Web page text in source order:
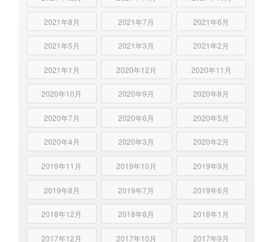
2021年8月 2021年7月 2021年6月
2021年5月 2021年3月 2021年2月
2021年1月 2020年12月 2020年11月
2020年10月 2020年9月 2020年8月
2020年7月 2020年6月 2020年5月
2020年4月 2020年3月 2020年2月
2019年11月 2019年10月 2019年9月
2019年8月 2019年7月 2019年6月
2018年12月 2018年8月 2018年1月
2017年12月 2017年10月 2017年9月